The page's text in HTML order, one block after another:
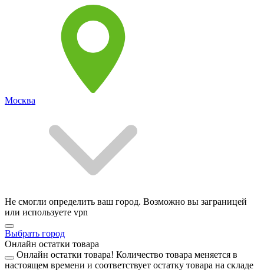
Москва
Не смогли определить ваш город. Возможно вы заграницей
или используете vpn
Выбрать город
Онлайн остатки товара
Онлайн остатки товара! Количество товара меняется в
настоящем времени и соответствует остатку товара на складе